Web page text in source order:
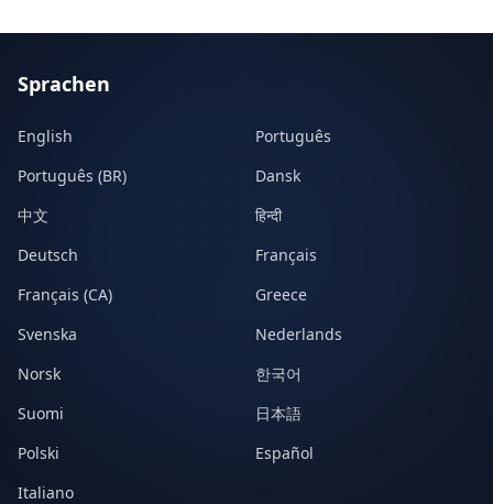
Sprachen
English
Português
Português (BR)
Dansk
中文
हिन्दी
Deutsch
Français
Français (CA)
Greece
Svenska
Nederlands
Norsk
한국어
Suomi
日本語
Polski
Español
Italiano